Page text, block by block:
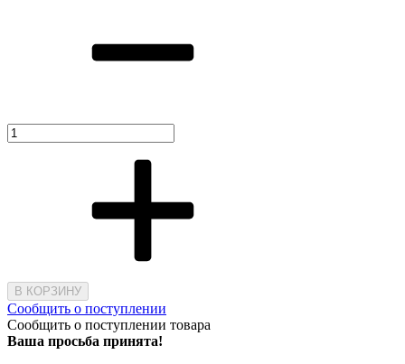
В КОРЗИНУ
Сообщить о поступлении
Сообщить о поступлении товара
Ваша просьба принята!